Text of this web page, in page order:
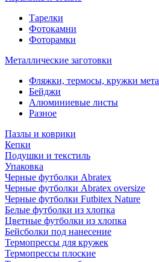
Тарелки
Фотокамни
Фоторамки
Металлические заготовки
Фляжки, термосы, кружки
Бейджи
Алюминиевые листы
Разное
Пазлы и коврики
Кепки
Подушки и текстиль
Упаковка
Черные футболки Abratex
Черные футболки Abratex oversize
Черные футболки Futbitex Nature
Белые футболки из хлопка
Цветные футболки из хлопка
Бейсболки под нанесение
Термопрессы для кружек
Термопрессы плоские